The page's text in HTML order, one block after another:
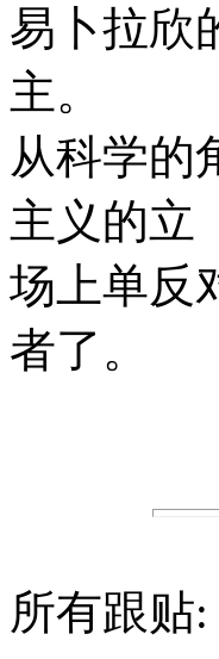
易卜拉欣
主。
从科学的
主义的立
场上单反
者了。
所有跟贴: